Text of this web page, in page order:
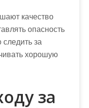
качество
опасность
за
хорошую
за